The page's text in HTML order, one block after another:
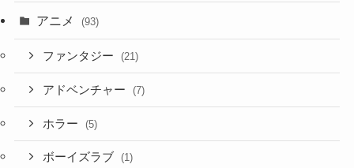
アニメ (93)
ファンタジー (21)
アドベンチャー (7)
ホラー (5)
ボーイズラブ (1)